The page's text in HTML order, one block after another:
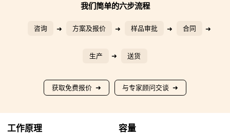
我们简单的六步流程
咨询 方案及报价 样品审批 合同
生产 送货
获取免费报价 与专家顾问交谈
工作原理 容量